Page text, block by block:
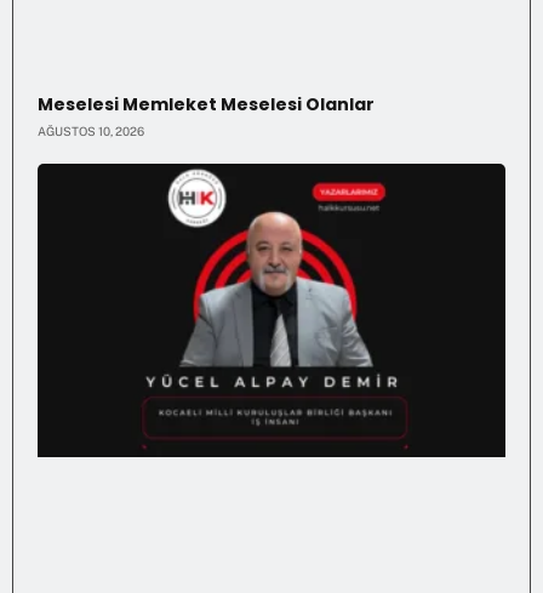
Meselesi Memleket Meselesi Olanlar
AĞUSTOS 10, 2026